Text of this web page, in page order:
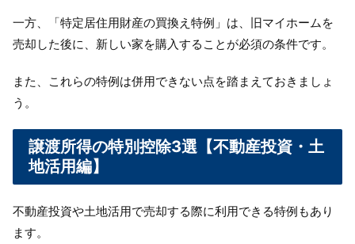
一方、
「特定居住用財産の買換え特例」は、旧マイホームを
売却した後に、新しい家を購入することが必須の条件です。
また、
これらの特例は併用できない点を踏まえておきましょ
う。
譲渡所得の特別控除3選【不動産投資・土
地活用編】
不動産投資や土地活用で売却する際に利用できる特例もあり
ます。